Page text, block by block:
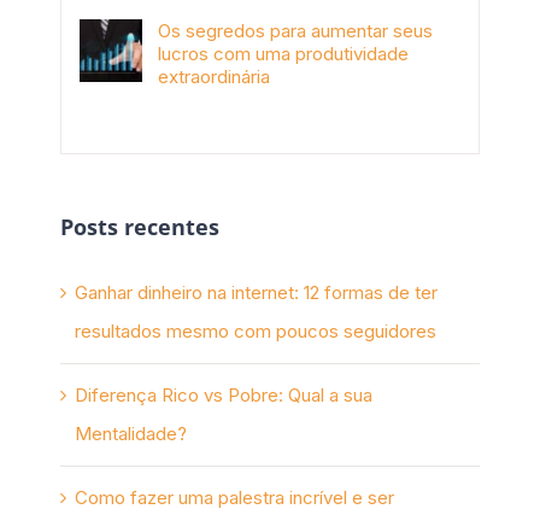
Os segredos para aumentar seus
lucros com uma produtividade
extraordinária
Posts recentes
Ganhar dinheiro na internet: 12 formas de ter
resultados mesmo com poucos seguidores
Diferença Rico vs Pobre: Qual a sua
Mentalidade?
Como fazer uma palestra incrível e ser